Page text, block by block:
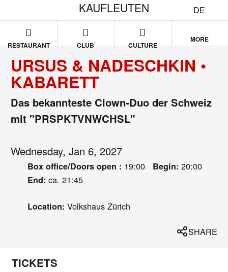
DE
KAUFLEUTEN
RESTAURANT CLUB CULTURE
MORE
URSUS & NADESCHKIN •
KABARETT
Das bekannteste Clown-Duo der Schweiz
mit "PRSPKTVNWCHSL"
Wednesday, Jan 6, 2027
Box office/Doors open : 19:00 Begin: 20:00
End: ca. 21:45
Location: Volkshaus Zürich
SHARE
TICKETS